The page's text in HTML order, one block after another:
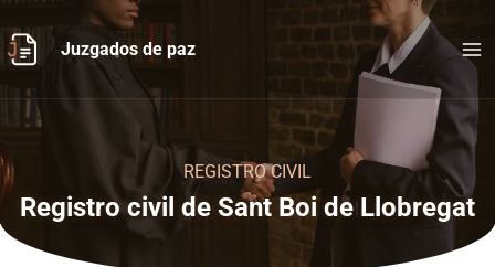
al
contenido
Juzgados de paz
REGISTRO CIVIL
Registro civil de Sant Boi de Llobregat